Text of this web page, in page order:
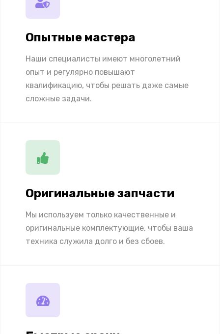
Опытные мастера
Наши специалисты имеют многолетний
опыт и регулярно повышают
квалификацию, чтобы решать даже самые
сложные задачи.
Оригинальные запчасти
Мы используем только качественные и
оригинальные комплектующие, чтобы ваша
техника служила долго и без сбоев.